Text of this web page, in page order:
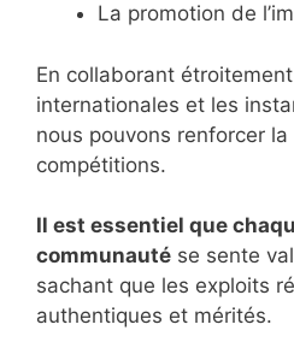
La promotion de
En collaborant
internationales et les
nous pouvons renforcer
compétitions.
Il est essentiel que
communauté se sente
sachant que les exploits
authentiques et mérités.